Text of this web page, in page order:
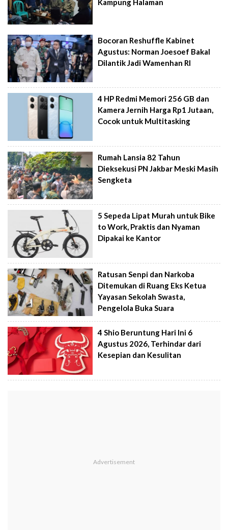
Kampung Halaman
Bocoran Reshuffle Kabinet
Agustus: Norman Joesoef Bakal
Dilantik Jadi Wamenhan RI
4 HP Redmi Memori 256 GB dan
Kamera Jernih Harga Rp1 Jutaan,
Cocok untuk Multitasking
Rumah Lansia 82 Tahun
Dieksekusi PN Jakbar Meski Masih
Sengketa
5 Sepeda Lipat Murah untuk Bike
to Work, Praktis dan Nyaman
Dipakai ke Kantor
Ratusan Senpi dan Narkoba
Ditemukan di Ruang Eks Ketua
Yayasan Sekolah Swasta,
Pengelola Buka Suara
4 Shio Beruntung Hari Ini 6
Agustus 2026, Terhindar dari
Kesepian dan Kesulitan